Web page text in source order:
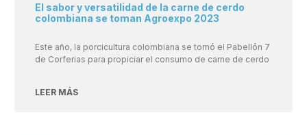
El sabor y versatilidad de la carne de cerdo
colombiana se toman Agroexpo 2023
Este año, la porcicultura colombiana se tomó el Pabellón 7
de Corferias para propiciar el consumo de carne de cerdo
LEER MÁS